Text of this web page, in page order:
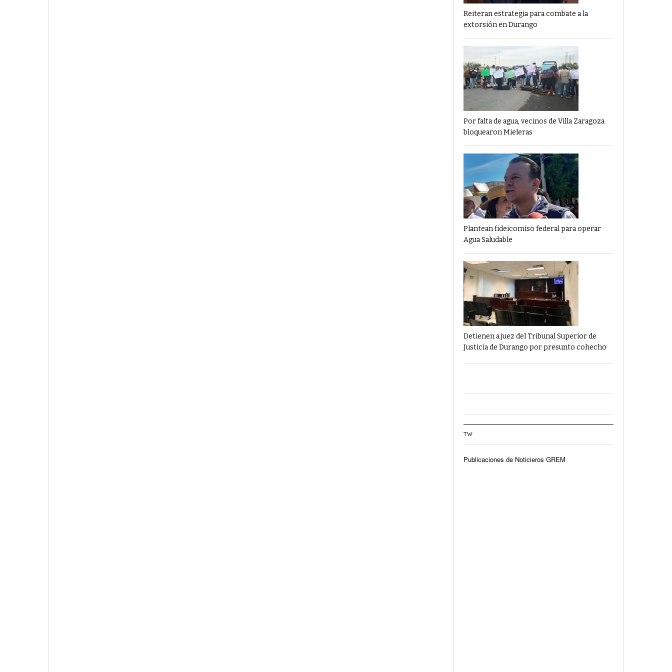
Reiteran estrategia para combate a la
extorsión en Durango
Por falta de agua, vecinos de Villa Zaragoza
bloquearon Mieleras
Plantean fideicomiso federal para operar
Agua Saludable
Detienen a juez del Tribunal Superior de
Justicia de Durango por presunto cohecho
TW
Publicaciones de Noticieros GREM